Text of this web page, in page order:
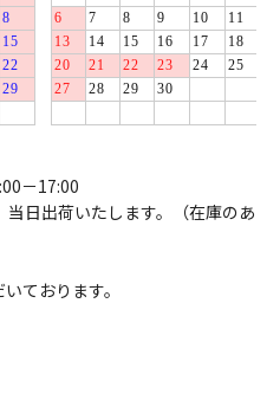
－17:00
日出荷いたします。（在庫のあ
ております。